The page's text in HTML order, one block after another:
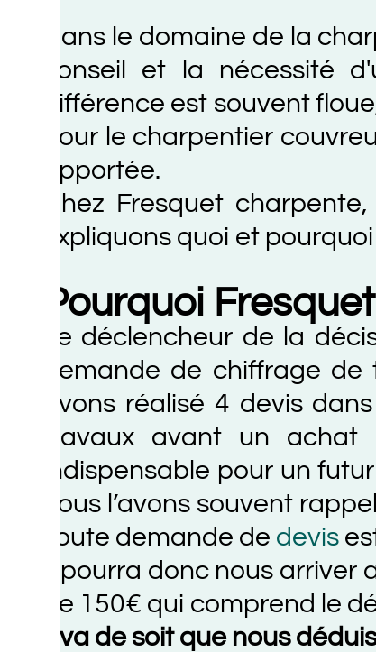
le domaine de la
et la nécessité d'un
est souvent floue, se
le charpentier couvreur,
Fresquet charpente,
quoi et pourquoi :
Fresquet
déclencheur de la décision
de chiffrage de
réalisé 4 devis dans ce
avant un achat qui
pour un futur
l’avons souvent rappelé :
demande dedevisest
donc nous arriver
150€ qui comprend le
de soit que nous